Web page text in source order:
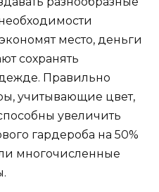
место, деньги
сохранять
Правильно
учитывающие цвет,
увеличить
гардероба на 50%
многочисленные